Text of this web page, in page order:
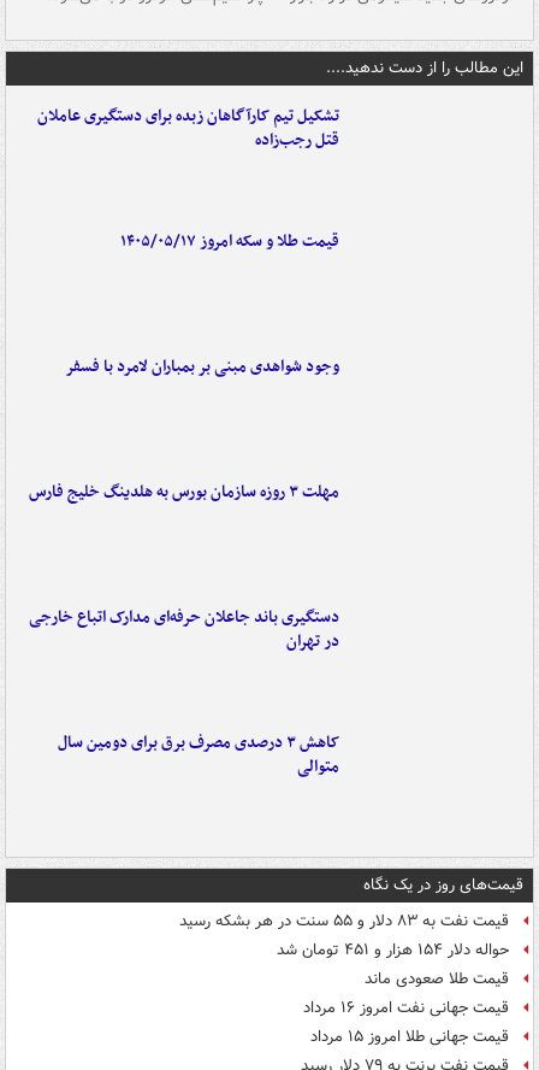
این مطالب را از دست ندهید....
تشکیل تیم کارآگاهان زبده برای دستگیری عاملان
قتل رجب‌زاده
قیمت طلا و سکه امروز ۱۴۰۵/۰۵/۱۷
وجود شواهدی مبنی بر بمباران لامرد با فسفر
مهلت ۳ روزه سازمان بورس به هلدینگ خلیج فارس
دستگیری باند جاعلان حرفه‌ای مدارک اتباع خارجی
در تهران
کاهش ۳ درصدی مصرف برق برای دومین سال
متوالی
قیمت‌های روز در یک نگاه
قیمت نفت به ۸۳ دلار و ۵۵ سنت در هر بشکه رسید
حواله دلار ۱۵۴ هزار و ۴۵۱ تومان شد
قیمت طلا صعودی ماند
قیمت جهانی نفت امروز ۱۶ مرداد
قیمت جهانی طلا امروز ۱۵ مرداد